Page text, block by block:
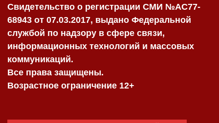
Свидетельство о регистрации СМИ №AC77-
68943 от 07.03.2017, выдано Федеральной
службой по надзору в сфере связи,
информационных технологий и массовых
коммуникаций.
Все права защищены.
Возрастное ограничение 12+